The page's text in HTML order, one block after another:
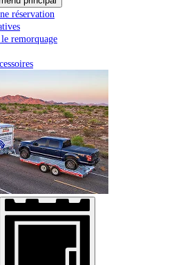
réservation
remorquage